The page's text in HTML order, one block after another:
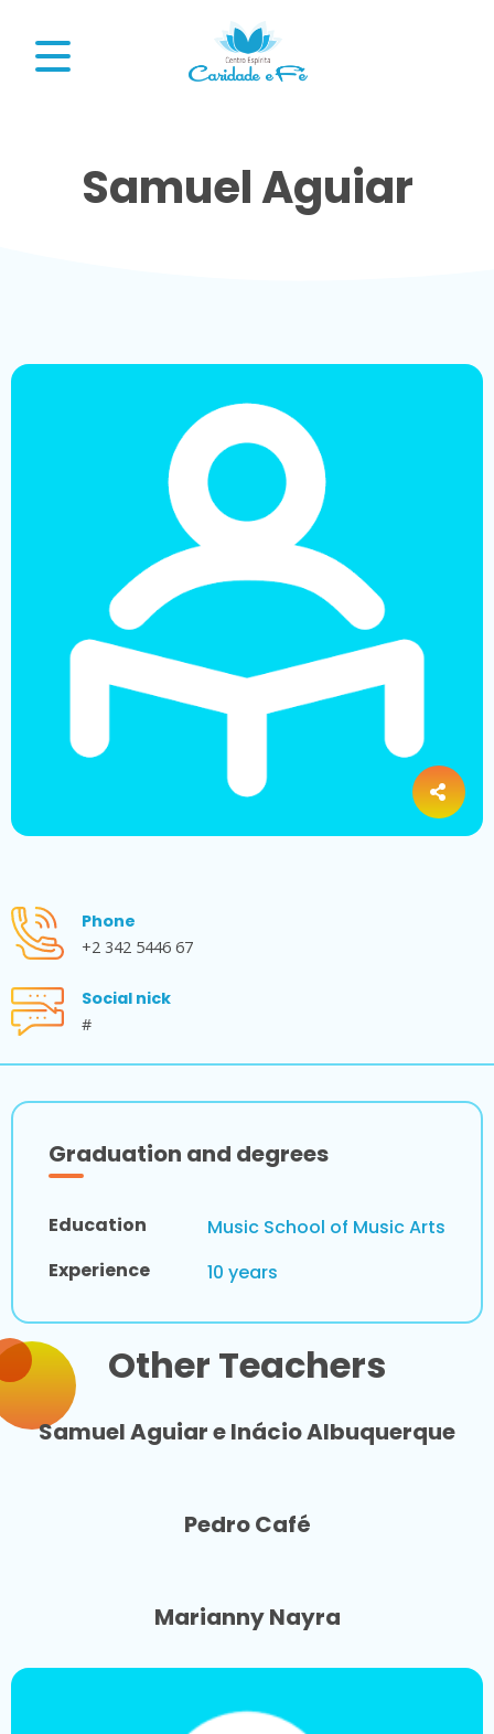
Samuel Aguiar
Phone
+2 342 5446 67
Social nick
#
Graduation and degrees
Education
Music School of Music Arts
Experience
10 years
Other Teachers
Samuel Aguiar e Inácio Albuquerque
Pedro Café
Marianny Nayra